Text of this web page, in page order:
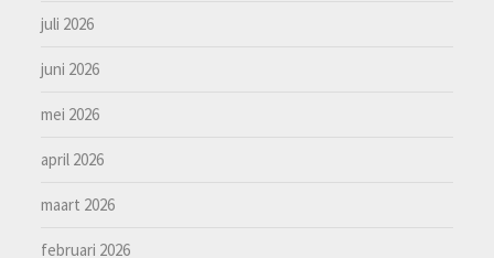
juli 2026
juni 2026
mei 2026
april 2026
maart 2026
februari 2026